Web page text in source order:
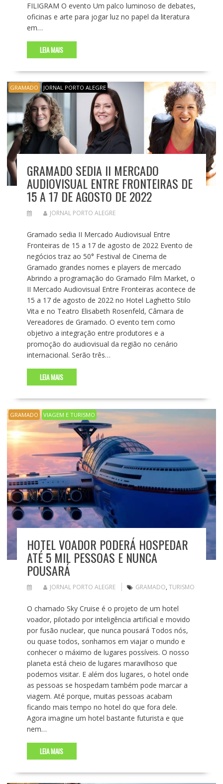
FILIGRAM O evento Um palco luminoso de debates,
oficinas e arte para jogar luz no papel da literatura
em…
LEIA MAIS
GRAMADO JORNAL PORTO ALEGRE
GRAMADO SEDIA II MERCADO
AUDIOVISUAL ENTRE FRONTEIRAS DE
15 A 17 DE AGOSTO DE 2022
JORNAL PORTO ALEGRE
Gramado sedia II Mercado Audiovisual Entre
Fronteiras de 15 a 17 de agosto de 2022 Evento de
negócios traz ao 50° Festival de Cinema de
Gramado grandes nomes e players de mercado
Abrindo a programação do Gramado Film Market, o
II Mercado Audiovisual Entre Fronteiras acontece de
15 a 17 de agosto de 2022 no Hotel Laghetto Stilo
Vita e no Teatro Elisabeth Rosenfeld, Câmara de
Vereadores de Gramado. O evento tem como
objetivo a integração entre produtores e a
promoção do audiovisual da região no cenário
internacional. Serão três…
LEIA MAIS
GRAMADO VIAGEM E TURISMO
HOTEL VOADOR PODERÁ HOSPEDAR
ATÉ 5 MIL PESSOAS E NUNCA
POUSARÁ
JORNAL PORTO ALEGRE GRAMADO, TURISMO
O chamado Sky Cruise é o projeto de um hotel
voador, pilotado por inteligência artificial e movido
por fusão nuclear, que nunca pousará Todos nós,
ou quase todos, sonhamos em viajar o mundo e
conhecer o máximo de lugares possíveis. O nosso
planeta está cheio de lugares maravilhoso que
podemos visitar. E além dos lugares, o hotel onde
as pessoas se hospedam também pode marcar a
viagem. Até porque, muitas pessoas acabam
ficando mais tempo no hotel do que fora dele.
Agora imagine um hotel bastante futurista e que
nem…
LEIA MAIS